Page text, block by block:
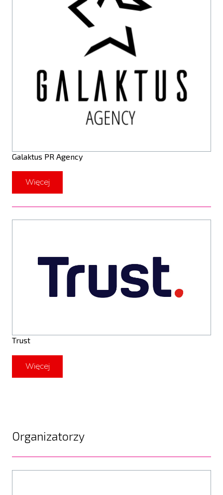
Galaktus PR Agency
Więcej
Trust
Więcej
Organizatorzy